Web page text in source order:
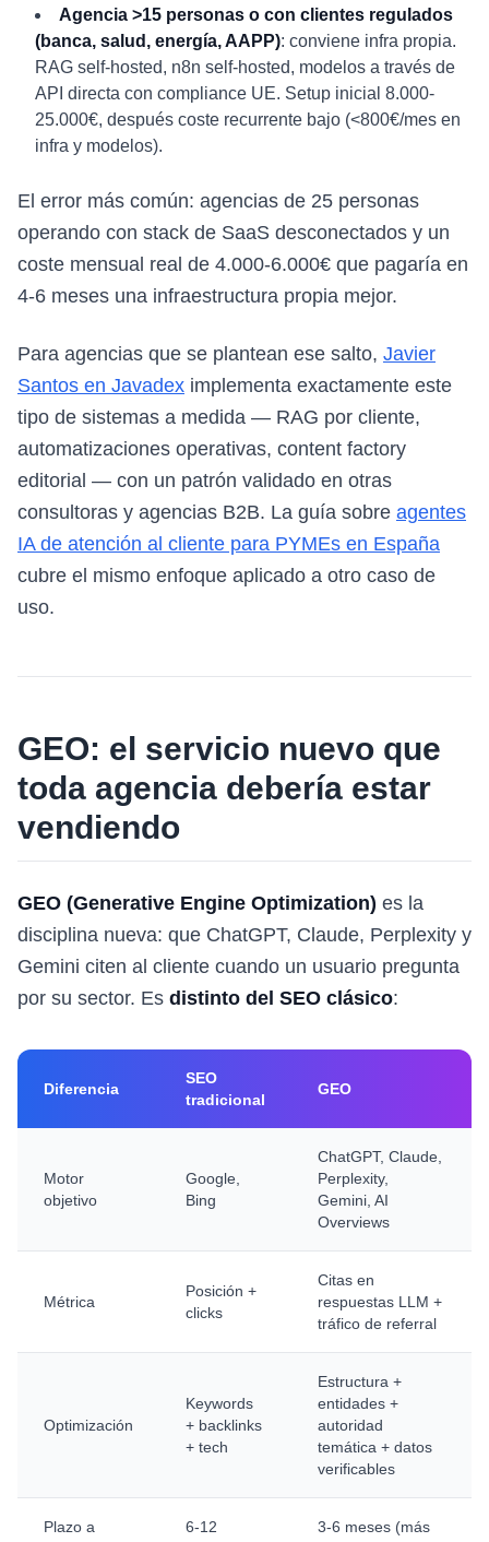
Agencia >15 personas o con clientes regulados
(banca, salud, energía, AAPP): conviene infra propia.
RAG self-hosted, n8n self-hosted, modelos a través de
API directa con compliance UE. Setup inicial 8.000-
25.000€, después coste recurrente bajo (<800€/mes en
infra y modelos).
El error más común: agencias de 25 personas
operando con stack de SaaS desconectados y un
coste mensual real de 4.000-6.000€ que pagaría en
4-6 meses una infraestructura propia mejor.
Para agencias que se plantean ese salto, Javier
Santos en Javadex implementa exactamente este
tipo de sistemas a medida — RAG por cliente,
automatizaciones operativas, content factory
editorial — con un patrón validado en otras
consultoras y agencias B2B. La guía sobre agentes
IA de atención al cliente para PYMEs en España
cubre el mismo enfoque aplicado a otro caso de
uso.
GEO: el servicio nuevo que
toda agencia debería estar
vendiendo
GEO (Generative Engine Optimization) es la
disciplina nueva: que ChatGPT, Claude, Perplexity y
Gemini citen al cliente cuando un usuario pregunta
por su sector. Es distinto del SEO clásico:
Diferencia
SEO
tradicional
GEO
Motor
objetivo
Google,
Bing
ChatGPT, Claude,
Perplexity,
Gemini, AI
Overviews
Métrica
Posición +
clicks
Citas en
respuestas LLM +
tráfico de referral
Optimización
Keywords
+ backlinks
+ tech
Estructura +
entidades +
autoridad
temática + datos
verificables
Plazo a
6-12
3-6 meses (más